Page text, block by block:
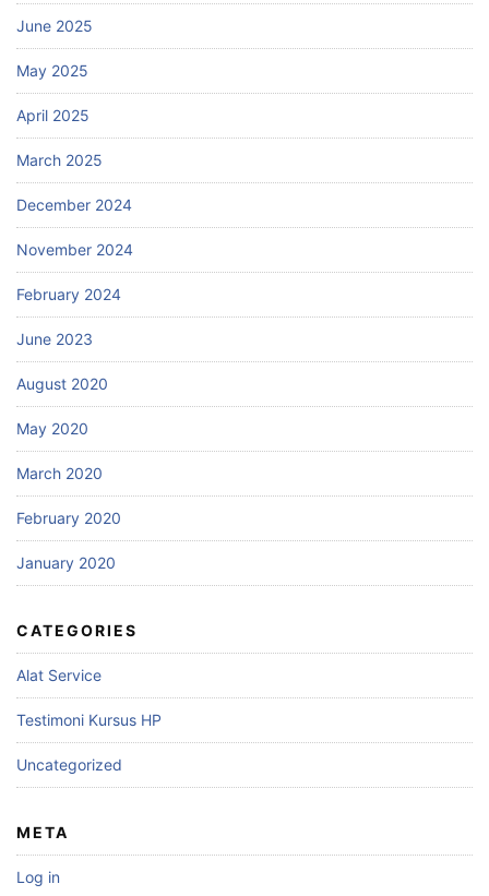
June 2025
May 2025
April 2025
March 2025
December 2024
November 2024
February 2024
June 2023
August 2020
May 2020
March 2020
February 2020
January 2020
CATEGORIES
Alat Service
Testimoni Kursus HP
Uncategorized
META
Log in